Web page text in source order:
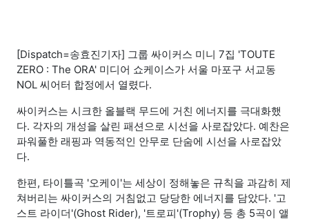
[Dispatch=송효진기자] 그룹 싸이커스 미니 7집 'TOUTE
ZERO : The ORA' 미디어 쇼케이스가 서울 마포구 서교동
NOL 씨어터 합정에서 열렸다.
싸이커스는 시크한 올블랙 무드에 거친 에너지를 극대화했
다. 각자의 개성을 살린 패션으로 시선을 사로잡았다. 예찬은
파워풀한 래핑과 역동적인 안무로 단숨에 시선을 사로잡았
다.
한편, 타이틀곡 '오케이'는 세상이 정해놓은 규칙을 과감히 제
쳐버리는 싸이커스의 거침없고 당당한 에너지를 담았다. '고
스트 라이더'(Ghost Rider), '트로피'(Trophy) 등 총 5곡이 앨